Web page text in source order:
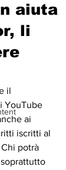
aiuta
li
il
YouTube
ai
iscritti al
potrà